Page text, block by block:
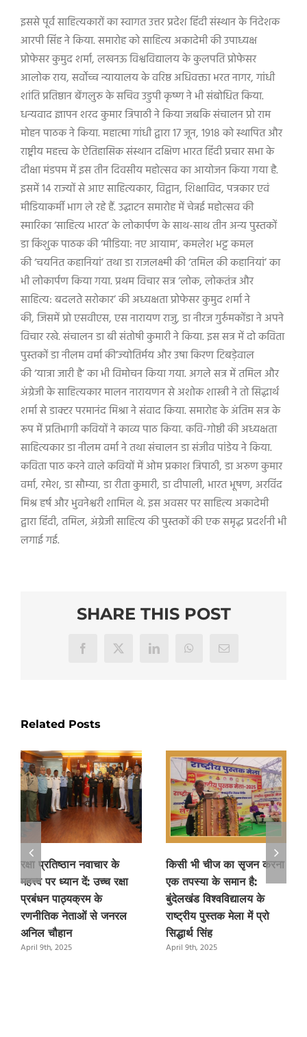
इससे पूर्व साहित्यकारों का स्वागत उत्तर प्रदेश हिंदी संस्थान के निदेशक
आरपी सिंह ने किया. समारोह को साहित्य अकादेमी की उपाध्यक्ष
प्रोफेसर कुमुद शर्मा, लखनऊ विश्वविद्यालय के कुलपति प्रोफेसर
आलोक राय, सर्वोच्च न्यायालय के वरिष्ठ अधिवक्ता भरत नागर, गांधी
शांति प्रतिष्ठान बेंगलुरु के सचिव उडुपी कृष्ण ने भी संबोधित किया.
धन्यवाद ज्ञापन शरद कुमार त्रिपाठी ने किया जबकि संचालन प्रो राम
मोहन पाठक ने किया. महात्मा गांधी द्वारा 17 जून, 1918 को स्थापित और
राष्ट्रीय महत्त्व के ऐतिहासिक संस्थान दक्षिण भारत हिंदी प्रचार सभा के
दीक्षा मंडपम में इस तीन दिवसीय महोत्सव का आयोजन किया गया है.
इसमें 14 राज्यों से आए साहित्यकार, विद्वान, शिक्षाविद, पत्रकार एवं
मीडियाकर्मी भाग ले रहे हैं. उद्घाटन समारोह में चेन्नई महोत्सव की
स्मारिका ‘साहित्य भारत’ के लोकार्पण के साथ-साथ तीन अन्य पुस्तकों
डा किंशुक पाठक की ‘मीडिया: नए आयाम’, कमलेश भट्ट कमल
की ‘चयनित कहानियां’ तथा डा राजलक्ष्मी की ‘तमिल की कहानियां’ का
भी लोकार्पण किया गया. प्रथम विचार सत्र ‘लोक, लोकतंत्र और
साहित्य: बदलते सरोकार’ की अध्यक्षता प्रोफेसर कुमुद शर्मा ने
की, जिसमें प्रो एसवीएस, एस नारायण राजु, डा नीरज गुर्रुमकोंडा ने अपने
विचार रखे.‌ संचालन डा बी संतोषी कुमारी ने किया. इस सत्र में दो कविता
पुस्तकों डा नीलम वर्मा की’ज्योतिर्मय और उषा किरण टिबड़ेवाल
की ‘यात्रा जारी है’ का भी विमोचन किया गया. अगले सत्र में तमिल और
अंग्रेजी के साहित्यकार मालन नारायणन से अशोक शास्त्री ने तो सिद्धार्थ
शर्मा से डाक्टर परमानंद मिश्रा ने संवाद किया. समारोह के अंतिम सत्र के
रूप में प्रतिभागी कवियों ने काव्य पाठ किया. कवि-गोष्ठी की अध्यक्षता
साहित्यकार डा नीलम वर्मा ने तथा संचालन डा संजीव पांडेय ने किया.
कविता पाठ करने वाले कवियों में ओम प्रकाश त्रिपाठी, डा अरुण कुमार
वर्मा, रमेश, डा सौम्या, डा रीता कुमारी, डा दीपाली, भारत भूषण, अरविंद
मिश्र हर्ष और भुवनेश्वरी शामिल थे. इस अवसर पर साहित्य अकादेमी
द्वारा हिंदी, तमिल, अंग्रेजी साहित्य की पुस्तकों की एक समृद्ध प्रदर्शनी भी
लगाई गई.
SHARE THIS POST
Facebook
X LinkedInWhatsAppEmail
Related Posts
रक्षा प्रतिष्ठान नवाचार के
महत्त्व पर ध्यान दें: उच्च रक्षा
प्रबंधन पाठ्यक्रम के
रणनीतिक नेताओं से जनरल
अनिल चौहान
April 9th, 2025
किसी भी चीज का सृजन करना
एक तपस्या के समान है:
बुंदेलखंड विश्वविद्यालय के
राष्ट्रीय पुस्तक मेला में प्रो
सिद्धार्थ सिंह
April 9th, 2025